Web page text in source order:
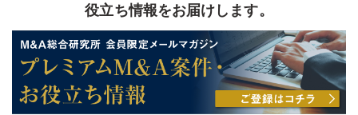
役立ち情報をお届けします。